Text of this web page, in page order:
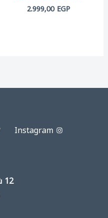
2.999,00EGP
Instagram
12 ش القبة روكسي مصر الجديدة